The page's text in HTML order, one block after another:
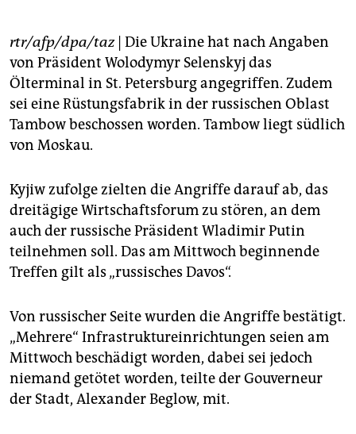
Mehr Detailszur Funktion „bevorzugte Quelle“ bei
Googlefinden Sie hier.
rtr/afp/dpa/taz| Die Ukraine hat nach Angaben
von Präsident Wolodymyr Selenskyj das
Ölterminal in St. Petersburg angegriffen. Zudem
sei eine Rüstungsfabrik in der russischen Oblast
Tambow beschossen worden. Tambow liegt südlich
von Moskau.
Kyjiw zufolge zielten die Angriffe darauf ab, das
dreitägige Wirtschaftsforum zu stören, an dem
auch der russische Präsident Wladimir Putin
teilnehmen soll. Das am Mittwoch beginnende
Treffen gilt als „russisches Davos“.
Von russischer Seite wurden die Angriffe bestätigt.
„Mehrere“ Infrastruktureinrichtungen seien am
Mittwoch beschädigt worden, dabei sei jedoch
niemand getötet worden, teilte der Gouverneur
der Stadt, Alexander Beglow, mit.